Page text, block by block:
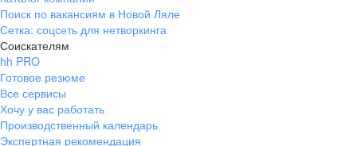
Поиск по вакансиям в Новой Ляле
Сетка: соцсеть для нетворкинга
Соискателям
hh PRO
Готовое резюме
Все сервисы
Хочу у вас работать
Производственный календарь
Экспертная рекомендация